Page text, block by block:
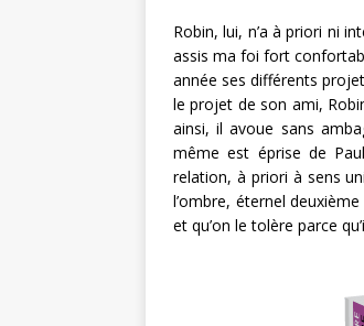
Robin, lui, n’a à priori ni
assis ma foi fort
année ses différents
le projet de son ami,
ainsi, il avoue sans
même est éprise de
relation, à priori à sens
l’ombre, éternel
et qu’on le tolère parce